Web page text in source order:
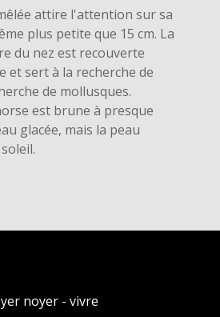
attire l'attention sur sa
plus petite que 15 cm. La
du nez est recouverte
et sert à la recherche de
de mollusques.
est brune à presque
glacée, mais la peau
noyer - vivre